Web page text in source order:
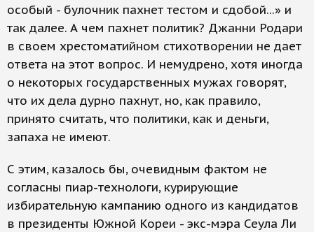
особый - булочник пахнет тестом и сдобой...» и
так далее. А чем пахнет политик? Джанни Родари
в своем хрестоматийном стихотворении не дает
ответа на этот вопрос. И немудрено, хотя иногда
о некоторых государственных мужах говорят,
что их дела дурно пахнут, но, как правило,
принято считать, что политики, как и деньги,
запаха не имеют.
С этим, казалось бы, очевидным фактом не
согласны пиар-технологи, курирующие
избирательную кампанию одного из кандидатов
в президенты Южной Кореи - экс-мэра Сеула Ли